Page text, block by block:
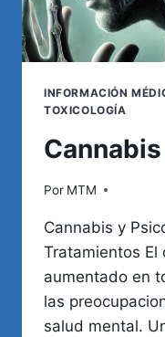
INFORMACIÓN
TOXICOLOGÍA
Por MTM
Cannabis y
Tratamientos El
aumentado en
las
salud mental.